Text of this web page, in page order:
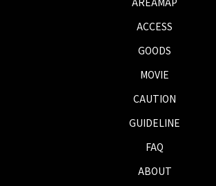
ACCESS
GOODS
MOVIE
CAUTION
GUIDELINE
FAQ
ABOUT